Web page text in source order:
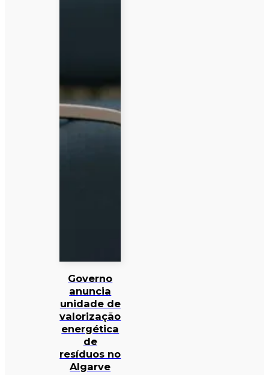
Governo
anuncia
unidade de
valorização
energética
de
resíduos no
Algarve